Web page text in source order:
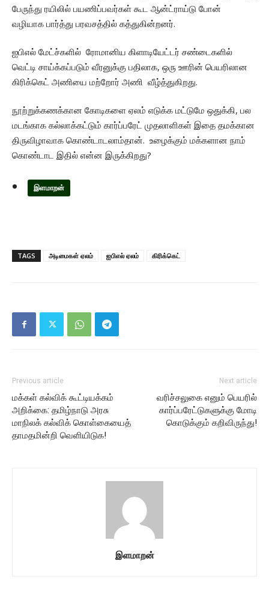
பேருந்து ரயிலில் பயணிப்பவர்கள் கூட ஆன்ட்ராய்டு போன்
வழியாக பார்த்து பரவசத்தில் கத்துகின்றனர்.
ஐபிஎல் மேட்ச்களில் ரோமானிய கிளாடியேட்டர் சண்டைகளில்
வெட்டி சாய்க்கப்படும் வீரனுக்கு பதிலாக, ஒரு ஊரின் பெயரிலான
கிரிக்கெட் அணியை மற்றோர் அணி வீழ்த்துகிறது.
நூற்றுக்கணக்கான கோடிகளை ஏலம் எடுக்க மட்டுமே ஒதுக்கி, பல
மடங்காக கல்லாக்கட்டும் கார்ப்பரேட் முதலாளிகள் இதை தமக்கான
திருவிழாவாக கொண்டாடலாம்தான். உழைக்கும் மக்களான நாம்
கொண்டாட இதில் என்ன இருக்கிறது?
இளமாறன்
TAGS அடிமைகள் ஏலம் ஐபிஎல் ஏலம் கிரிக்கெட்
Previous article
மக்கள் கல்விக் கூட்டியக்கம்
அறிக்கை: தமிழ்நாடு அரசு
மாநிலக் கல்விக் கொள்கையைத்
தாமதமின்றி வெளியிடுக!
Next article
வரிச்சலுகை எனும் பெயரில்
கார்ப்பரேட்டுகளுக்கு மோடி
கொடுக்கும் கறிவிருந்து!
இளமாறன்